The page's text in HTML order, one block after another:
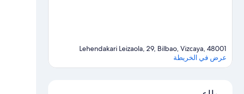
Lehendakari Leizaola, 29, Bilbao, Vizcaya, 48001
عرض في الخريطة